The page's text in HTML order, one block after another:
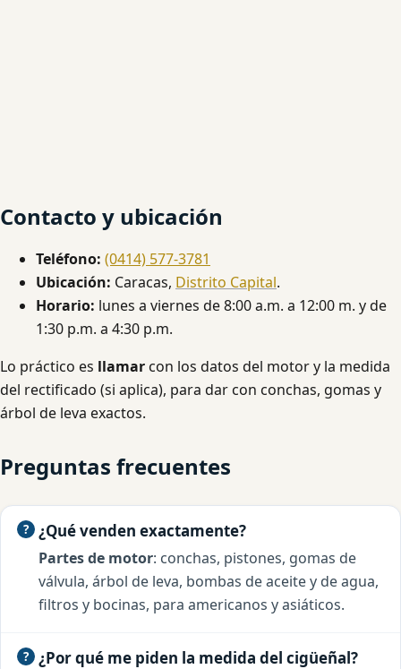
Contacto y ubicación
Teléfono: (0414) 577-3781
Ubicación: Caracas, Distrito Capital.
Horario: lunes a viernes de 8:00 a.m. a 12:00 m. y de
1:30 p.m. a 4:30 p.m.
Lo práctico es llamarcon los datos del motor y la medida
del rectificado (si aplica), para dar con conchas, gomas y
árbol de leva exactos.
Preguntas frecuentes
¿Qué venden exactamente?
Partes de motor: conchas, pistones, gomas de
válvula, árbol de leva, bombas de aceite y de agua,
filtros y bocinas, para americanos y asiáticos.
¿Por qué me piden la medida del cigüeñal?